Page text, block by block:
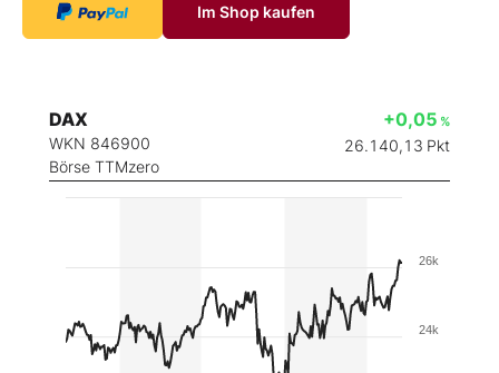
Im Shop kaufen
DAX
WKN 846900
Börse TTMzero
+0,05 %
26.140,13 Pkt
24k
26k